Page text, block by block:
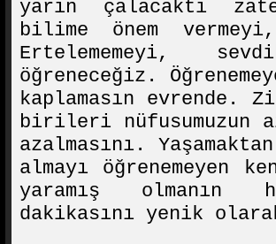
yarın çalacaktı
bilime önem
Ertelememeyi,
öğreneceğiz.
kaplamasın evrende.
birileri nüfusumuzun
azalmasını.
almayı
yaramış olmanın
dakikasını yenik